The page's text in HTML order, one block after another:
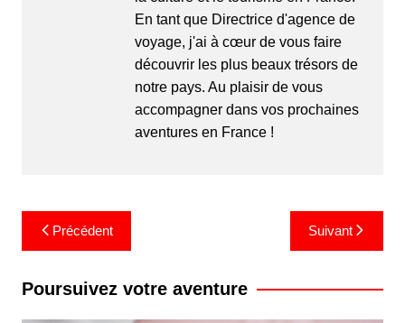
En tant que Directrice d'agence de
voyage, j'ai à cœur de vous faire
découvrir les plus beaux trésors de
notre pays. Au plaisir de vous
accompagner dans vos prochaines
aventures en France !
Navigation
de
l’article
Précédent Suivant
Poursuivez votre aventure